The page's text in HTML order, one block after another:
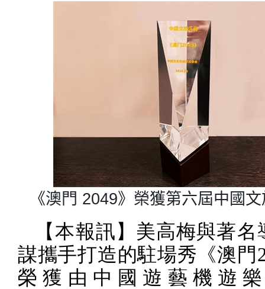
《澳門 2049》榮獲第六屆中國
【本報訊】美高梅與著
謀攜手打造的駐場秀《澳門
榮獲由中國遊藝機遊